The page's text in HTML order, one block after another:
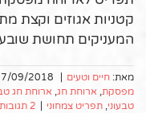
קטניות אגוזים וקצת
המעניקים תחושת
מאת: חיים וטעים 09/2018
מפסקת, ארוחת חג, ארוחת חג
טבעוני, תפריט צמחוני
2 תגובות